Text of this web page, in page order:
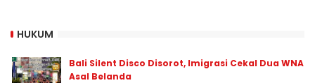
HUKUM
Bali Silent Disco Disorot, Imigrasi Cekal Dua WNA
Asal Belanda